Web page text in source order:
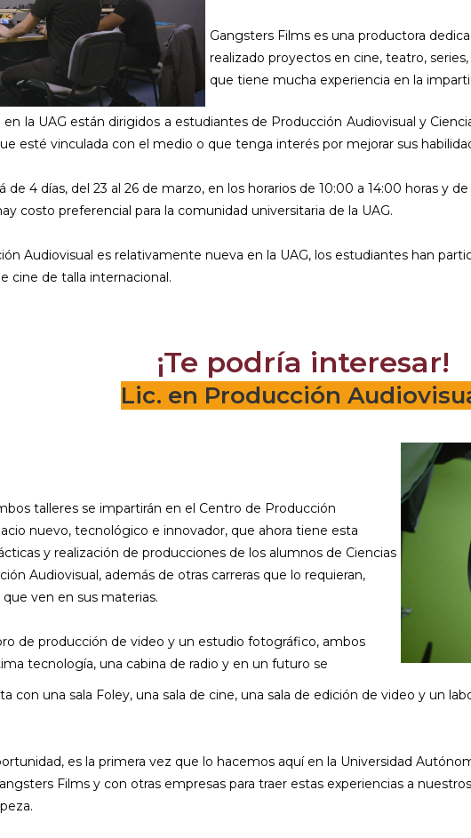
Gangsters Films es una productora
realizado proyectos en cine, teatro,
que tiene mucha experiencia en la
la UAG están dirigidos a estudiantes de Producción Audiovisual y
esté vinculada con el medio o que tenga interés por mejorar sus
de 4 días, del 23 al 26 de marzo, en los horarios de 10:00 a 14:00 horas y
costo preferencial para la comunidad universitaria de la UAG.
Audiovisual es relativamente nueva en la UAG, los estudiantes han
cine de talla internacional.
¡Te podría interesar!
Lic. en Producción
talleres se impartirán en el Centro de Producción
nuevo, tecnológico e innovador, que ahora tiene esta
y realización de producciones de los alumnos de Ciencias
Audiovisual, además de otras carreras que lo requieran,
ven en sus materias.
de producción de video y un estudio fotográfico, ambos
tecnología, una cabina de radio y en un futuro se
con una sala Foley, una sala de cine, una sala de edición de video y un
es la primera vez que lo hacemos aquí en la Universidad
Films y con otras empresas para traer estas experiencias a